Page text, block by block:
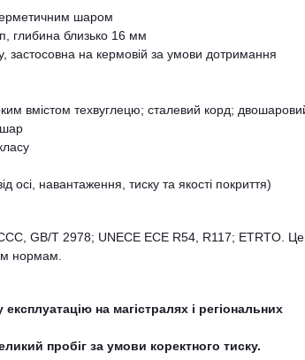
шаром
глибина близько 16 мм
застосовна на кермовій за умови дотримання
вмістом техвуглецю; сталевий корд;
шар
осі, навантаження, тиску та якості покриття)
GB/T 2978; UNECE ECE R54, R117; ETRTO. Це
нормам.
на магістралях і регіональних
пробіг за умови коректного тиску.